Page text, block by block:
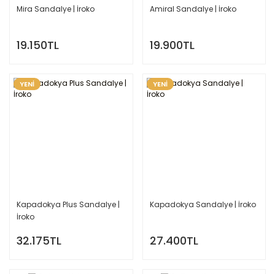
Mira Sandalye | İroko
19.150TL
Amiral Sandalye | İroko
19.900TL
YENİ
Kapadokya Plus Sandalye |
İroko
32.175TL
YENİ
Kapadokya Sandalye | İroko
27.400TL